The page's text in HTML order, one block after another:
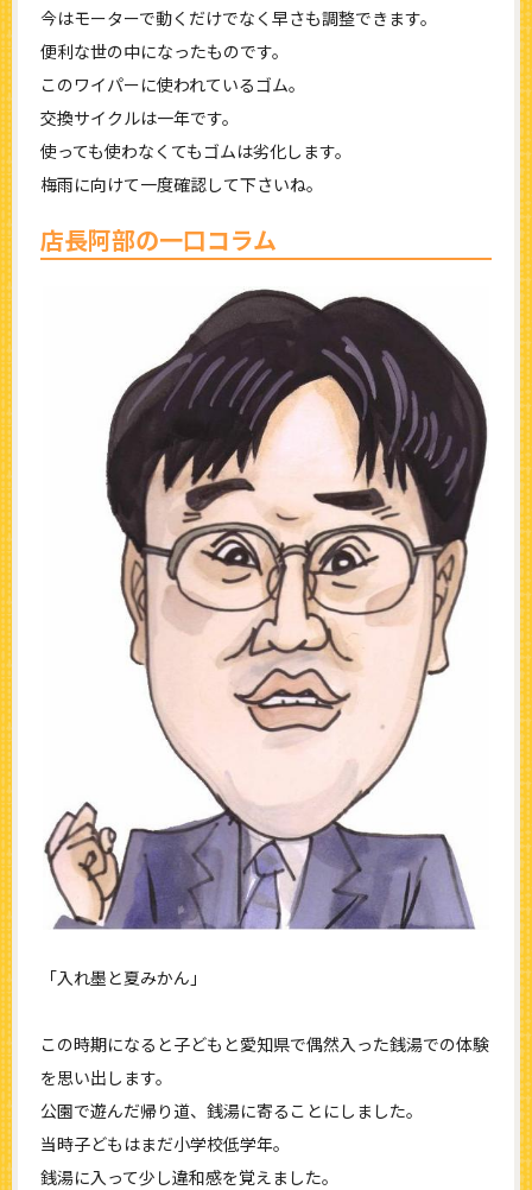
今はモーターで動くだけでなく早さも調整できます。
便利な世の中になったものです。
このワイパーに使われているゴム。
交換サイクルは一年です。
使っても使わなくてもゴムは劣化します。
梅雨に向けて一度確認して下さいね。
店長阿部の一口コラム
「入れ墨と夏みかん」
この時期になると子どもと愛知県で偶然入った銭湯での体験
を思い出します。
公園で遊んだ帰り道、銭湯に寄ることにしました。
当時子どもはまだ小学校低学年。
銭湯に入って少し違和感を覚えました。